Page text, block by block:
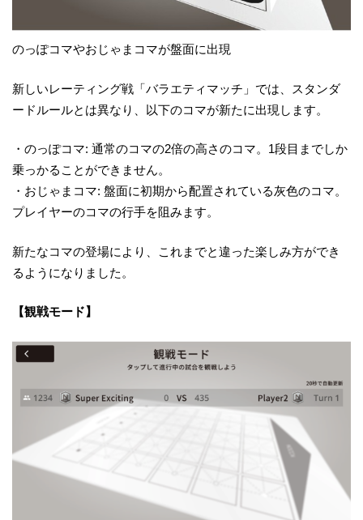
のっぽコマやおじゃまコマが盤面に出現
新しいレーティング戦「バラエティマッチ」では、スタンダ
ードルールとは異なり、以下のコマが新たに出現します。
・のっぽコマ: 通常のコマの2倍の高さのコマ。1段目までしか
乗っかることができません。
・おじゃまコマ: 盤面に初期から配置されている灰色のコマ。
プレイヤーのコマの行手を阻みます。
新たなコマの登場により、これまでと違った楽しみ方ができ
るようになりました。
【観戦モード】